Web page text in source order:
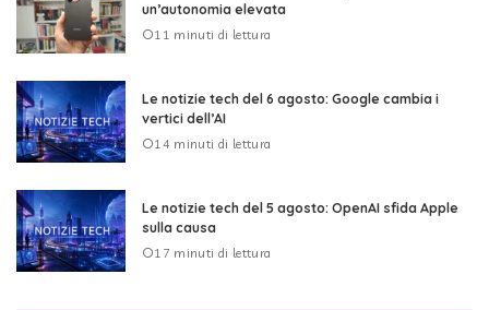
un’autonomia elevata
11 minuti di lettura
Le notizie tech del 6 agosto: Google cambia i
vertici dell’AI
14 minuti di lettura
Le notizie tech del 5 agosto: OpenAI sfida Apple
sulla causa
17 minuti di lettura